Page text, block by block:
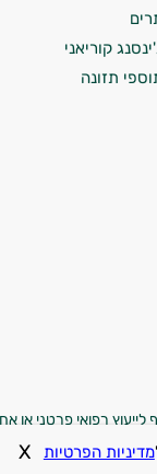
קוריאני
תזונה
רפואי פרטני
התמונות באתר הן
מדיניות הפרטיות X